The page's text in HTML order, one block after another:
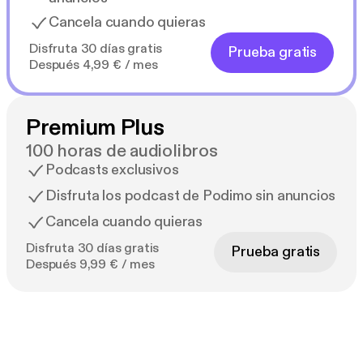
Cancela cuando quieras
Disfruta 30 días gratis
Después 4,99 € / mes
Prueba gratis
Premium Plus
100 horas de audiolibros
Podcasts exclusivos
Disfruta los podcast de Podimo sin anuncios
Cancela cuando quieras
Disfruta 30 días gratis
Después 9,99 € / mes
Prueba gratis